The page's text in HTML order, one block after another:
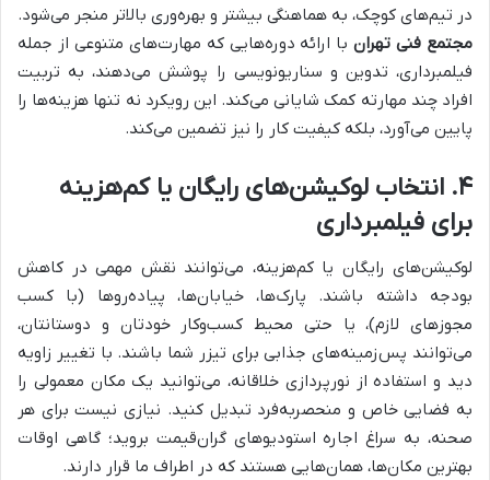
در تیم‌های کوچک، به هماهنگی بیشتر و بهره‌وری بالاتر منجر می‌شود.
مجتمع فنی تهرانبا ارائه دوره‌هایی که مهارت‌های متنوعی از جمله
فیلمبرداری، تدوین و سناریونویسی را پوشش می‌دهند، به تربیت
افراد چند مهارته کمک شایانی می‌کند. این رویکرد نه تنها هزینه‌ها را
پایین می‌آورد، بلکه کیفیت کار را نیز تضمین می‌کند.
۴. انتخاب لوکیشن‌های رایگان یا کم‌هزینه
برای فیلمبرداری
لوکیشن‌های رایگان یا کم‌هزینه، می‌توانند نقش مهمی در کاهش
بودجه داشته باشند. پارک‌ها، خیابان‌ها، پیاده‌روها (با کسب
مجوزهای لازم)، یا حتی محیط کسب‌وکار خودتان و دوستانتان،
می‌توانند پس‌زمینه‌های جذابی برای تیزر شما باشند. با تغییر زاویه
دید و استفاده از نورپردازی خلاقانه، می‌توانید یک مکان معمولی را
به فضایی خاص و منحصربه‌فرد تبدیل کنید. نیازی نیست برای هر
صحنه، به سراغ اجاره استودیوهای گران‌قیمت بروید؛ گاهی اوقات
بهترین مکان‌ها، همان‌هایی هستند که در اطراف ما قرار دارند.